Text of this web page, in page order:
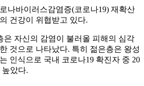
나바이러스감염증(코로나19) 재확산
건강이 위협받고 있다.
은 자신의 감염이 불러올 피해의 심각
것으로 나타났다. 특히 젊은층은 왕성
인식으로 국내 코로나19 확진자 중 20
높았다.